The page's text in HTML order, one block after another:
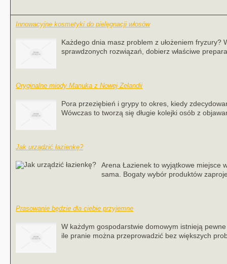
Innowacyjne kosmetyki do pielęgnacji włosów
Każdego dnia masz problem z ułożeniem fryzury?
sprawdzonych rozwiązań, dobierz właściwe
Oryginalne miody Manuka z Nowej Zelandii
Pora przeziębień i grypy to okres, kiedy
Wówczas to tworzą się długie kolejki osób z
Jak urządzić łazienkę?
Arena Łazienek to wyjątkowe miejsce
sama. Bogaty wybór produktów
Prasowanie będzie dla ciebie przyjemne
W każdym gospodarstwie domowym istnieją
ile pranie można przeprowadzić bez większych